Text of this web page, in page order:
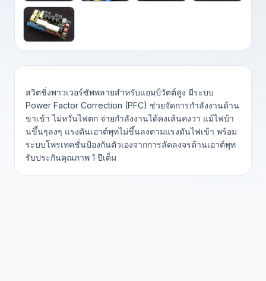
สวิตชิ่งพาวเวอร์ซัพพลายสำหรับแอมป์วัตต์สูง มีระบบ
Power Factor Correction (PFC) ช่วยจัดการกำลังงานด้าน
ขาเข้า ไม่หวั่นไฟตก จ่ายกำลังงานได้คงเส้นคงวา แม้ไฟบ้า
นขึ้นๆลงๆ แรงดันเอาต์พุทไม่ขึ้นลงตามแรงดันไฟเข้า พร้อม
ระบบโพรเทคชั่นป้องกันตัวเองจากการลัดลงจรด้านเอาต์พุท
รับประกันคุณภาพ 1 ปีเต็ม